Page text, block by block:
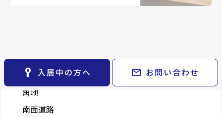
key_vertical 入居中の方へ mail お問い合わせ
位置
角地
南面道路